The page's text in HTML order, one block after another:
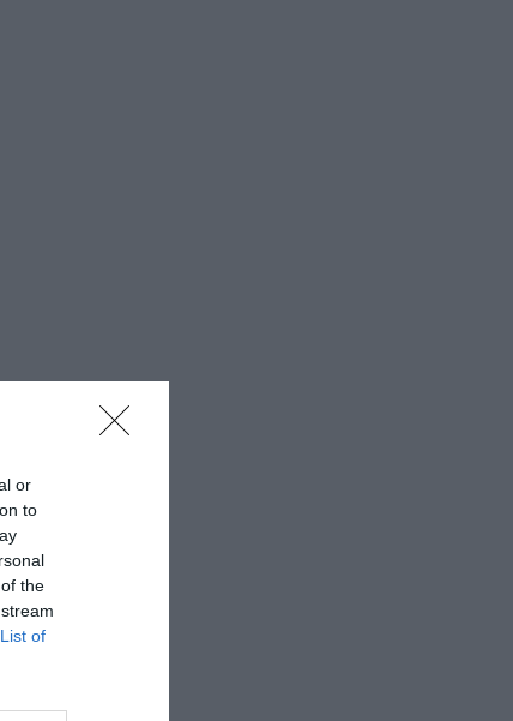
or
to
the
List of